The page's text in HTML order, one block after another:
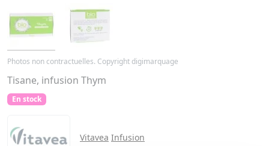
Photos non contractuelles. Copyright digimarquage
Tisane, infusion Thym
En stock
Vitavea Infusion